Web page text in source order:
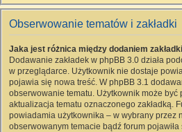
Obserwowanie tematów i zakładki
Jaka jest różnica między dodaniem
Dodawanie zakładek w phpBB 3.0 działa
w przeglądarce. Użytkownik nie dostaje
pojawia się nowa treść. W phpBB 3.1
obserwowanie tematu. Użytkownik może być
aktualizacja tematu oznaczonego zakładką.
powiadamia użytkownika – w wybrany przez
obserwowanym temacie bądź forum